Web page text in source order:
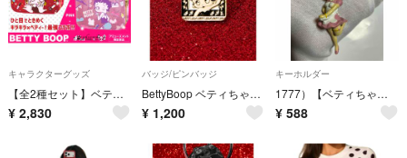
キャラクターグッズ
【全2種セット】ベティーブープ きらきらバニティバッグ Ver.6
¥ 2,830
バッジ/ピンバッジ
BettyBoop ベティちゃん ピンバッジ おしゃれ小物 レトロ ビンテージ
¥ 1,200
キーホルダー
1777）【ベティちゃん】PVCキーホルダーWAITRESS（中古）
¥ 588